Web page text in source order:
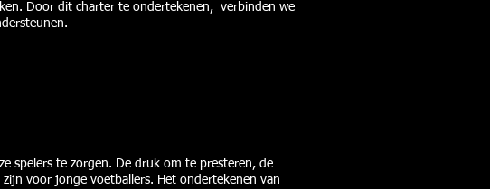
Door dit charter te ondertekenen, verbinden we
spelers te zorgen. De druk om te presteren, de
voor jonge voetballers. Het ondertekenen van